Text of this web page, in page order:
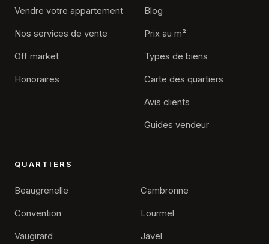
Vendre votre appartement
Nos services de vente
Off market
Honoraires
Blog
Prix au m²
Types de biens
Carte des quartiers
Avis clients
Guides vendeur
QUARTIERS
Beaugrenelle
Convention
Vaugirard
Cambronne
Lourmel
Javel